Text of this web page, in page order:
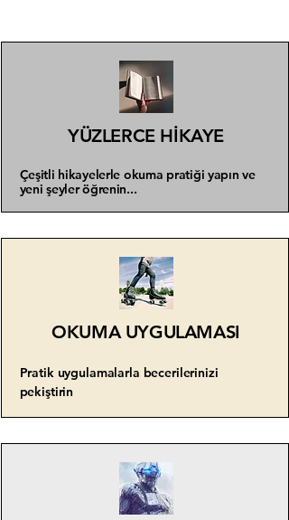
YÜZLERCE HİKAYE
Çeşitli hikayelerle okuma pratiği yapın ve
yeni şeyler öğrenin...
OKUMA UYGULAMASI
Pratik uygulamalarla becerilerinizi
pekiştirin